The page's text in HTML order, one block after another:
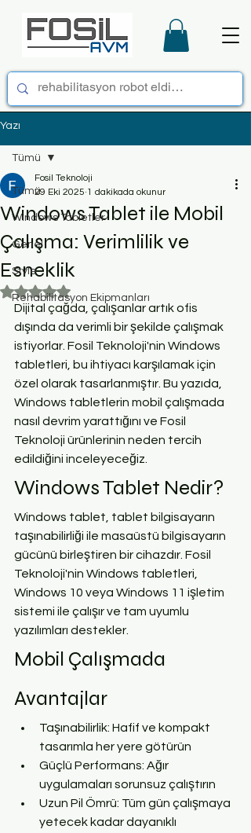
Yazı
Tümü
Windows Tabletler
Genel
Style
Rehabilitasyon Ekipmanları
Tümü
Windows Tablet ile Mobil
Çalışma: Verimlilik ve
Esneklik
Fosil Teknoloji
29 Eki 2025 1 dakikada okunur
5 üzerinden NaN yıldız
Dijital çağda, çalışanlar artık ofis
dışında da verimli bir şekilde çalışmak
istiyorlar. Fosil Teknoloji'nin Windows
tabletleri, bu ihtiyacı karşılamak için
özel olarak tasarlanmıştır. Bu yazıda,
Windows tabletlerin mobil çalışmada
nasıl devrim yarattığını ve Fosil
Teknoloji ürünlerinin neden tercih
edildiğini inceleyeceğiz.
Windows Tablet Nedir?
Windows tablet, tablet bilgisayarın
taşınabilirliği ile masaüstü bilgisayarın
gücünü birleştiren bir cihazdır. Fosil
Teknoloji'nin Windows tabletleri,
Windows 10 veya Windows 11 işletim
sistemi ile çalışır ve tam uyumlu
yazılımları destekler.
Mobil Çalışmada
Avantajlar
Taşınabilirlik: Hafif ve kompakt
tasarımla her yere götürün
Güçlü Performans: Ağır
uygulamaları sorunsuz çalıştırın
Uzun Pil Ömrü: Tüm gün çalışmaya
yetecek kadar dayanıklı